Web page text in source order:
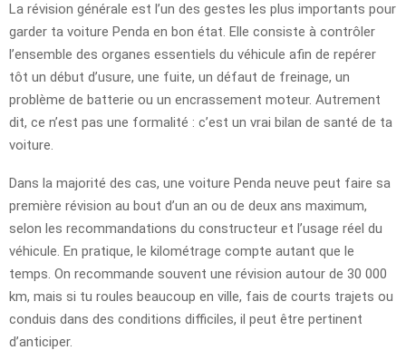
La révision générale est l’un des gestes les plus importants pour
garder ta voiture Penda en bon état. Elle consiste à contrôler
l’ensemble des organes essentiels du véhicule afin de repérer
tôt un début d’usure, une fuite, un défaut de freinage, un
problème de batterie ou un encrassement moteur. Autrement
dit, ce n’est pas une formalité : c’est un vrai bilan de santé de ta
voiture.
Dans la majorité des cas, une voiture Penda neuve peut faire sa
première révision au bout d’un an ou de deux ans maximum,
selon les recommandations du constructeur et l’usage réel du
véhicule. En pratique, le kilométrage compte autant que le
temps. On recommande souvent une révision autour de 30 000
km, mais si tu roules beaucoup en ville, fais de courts trajets ou
conduis dans des conditions difficiles, il peut être pertinent
d’anticiper.